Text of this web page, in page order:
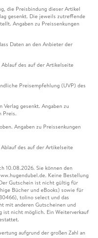
die Preisbindung dieser Artikel
gesenkt. Die jeweils zutreffende
Angaben zu Preissenkungen
Daten an den Anbieter der
des auf der Artikelseite
Preisempfehlung (UVP) des
gesenkt. Angaben zu
Preis.
Angaben zu Preissenkungen
des auf der Artikelseite
10.08.2026. Sie können den
Keine Bestellung
Gutschein ist nicht gültig für
Bücher und eBooks) sowie für
tolino select und das
mit anderen Gutscheinen und
ist nicht möglich. Ein Weiterverkauf
aufgrund der großen Zahl an